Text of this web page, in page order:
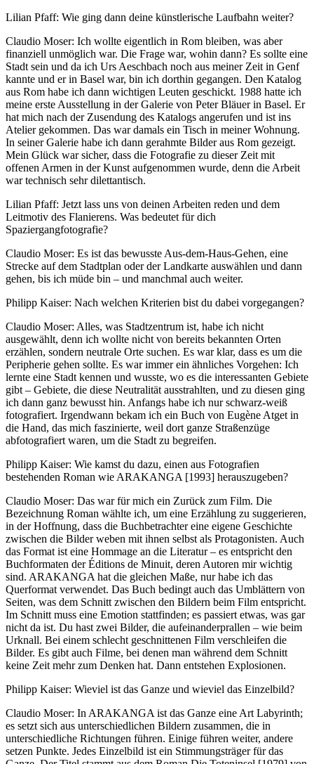
Lilian Pfaff: Wie ging dann deine künstlerische Laufbahn weiter?
Claudio Moser: Ich wollte eigentlich in Rom bleiben, was aber
finanziell unmöglich war. Die Frage war, wohin dann? Es sollte eine
Stadt sein und da ich Urs Aeschbach noch aus meiner Zeit in Genf
kannte und er in Basel war, bin ich dorthin gegangen. Den Katalog
aus Rom habe ich dann wichtigen Leuten geschickt. 1988 hatte ich
meine erste Ausstellung in der Galerie von Peter Bläuer in Basel. Er
hat mich nach der Zusendung des Katalogs angerufen und ist ins
Atelier gekommen. Das war damals ein Tisch in meiner Wohnung.
In seiner Galerie habe ich dann gerahmte Bilder aus Rom gezeigt.
Mein Glück war sicher, dass die Fotografie zu dieser Zeit mit
offenen Armen in der Kunst aufgenommen wurde, denn die Arbeit
war technisch sehr dilettantisch.
Lilian Pfaff: Jetzt lass uns von deinen Arbeiten reden und dem
Leitmotiv des Flanierens. Was bedeutet für dich
Spaziergangfotografie?
Claudio Moser: Es ist das bewusste Aus-dem-Haus-Gehen, eine
Strecke auf dem Stadtplan oder der Landkarte auswählen und dann
gehen, bis ich müde bin – und manchmal auch weiter.
Philipp Kaiser: Nach welchen Kriterien bist du dabei vorgegangen?
Claudio Moser: Alles, was Stadtzentrum ist, habe ich nicht
ausgewählt, denn ich wollte nicht von bereits bekannten Orten
erzählen, sondern neutrale Orte suchen. Es war klar, dass es um die
Peripherie gehen sollte. Es war immer ein ähnliches Vorgehen: Ich
lernte eine Stadt kennen und wusste, wo es die interessanten Gebiete
gibt – Gebiete, die diese Neutralität ausstrahlten, und zu diesen ging
ich dann ganz bewusst hin. Anfangs habe ich nur schwarz-weiß
fotografiert. Irgendwann bekam ich ein Buch von Eugène Atget in
die Hand, das mich faszinierte, weil dort ganze Straßenzüge
abfotografiert waren, um die Stadt zu begreifen.
Philipp Kaiser: Wie kamst du dazu, einen aus Fotografien
bestehenden Roman wie ARAKANGA [1993] herauszugeben?
Claudio Moser: Das war für mich ein Zurück zum Film. Die
Bezeichnung Roman wählte ich, um eine Erzählung zu suggerieren,
in der Hoffnung, dass die Buchbetrachter eine eigene Geschichte
zwischen die Bilder weben mit ihnen selbst als Protagonisten. Auch
das Format ist eine Hommage an die Literatur – es entspricht den
Buchformaten der Éditions de Minuit, deren Autoren mir wichtig
sind. ARAKANGA hat die gleichen Maße, nur habe ich das
Querformat verwendet. Das Buch bedingt auch das Umblättern von
Seiten, was dem Schnitt zwischen den Bildern beim Film entspricht.
Im Schnitt muss eine Emotion stattfinden; es passiert etwas, was gar
nicht da ist. Du hast zwei Bilder, die aufeinanderprallen – wie beim
Urknall. Bei einem schlecht geschnittenen Film verschleifen die
Bilder. Es gibt auch Filme, bei denen man während dem Schnitt
keine Zeit mehr zum Denken hat. Dann entstehen Explosionen.
Philipp Kaiser: Wieviel ist das Ganze und wieviel das Einzelbild?
Claudio Moser: In ARAKANGA ist das Ganze eine Art Labyrinth;
es setzt sich aus unterschiedlichen Bildern zusammen, die in
unterschiedliche Richtungen führen. Einige führen weiter, andere
setzen Punkte. Jedes Einzelbild ist ein Stimmungsträger für das